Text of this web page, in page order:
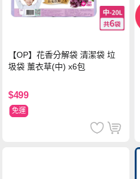
【OP】花香分解袋 清潔袋 垃
圾袋 薰衣草(中) x6包
$499
免運